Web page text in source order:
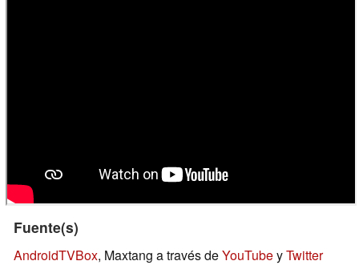
Fuente(s)
AndroidTVBox, Maxtang a través deYouTubeyTwitter